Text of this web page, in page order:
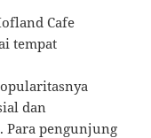
Cafe
tempat
dan
pengunjung